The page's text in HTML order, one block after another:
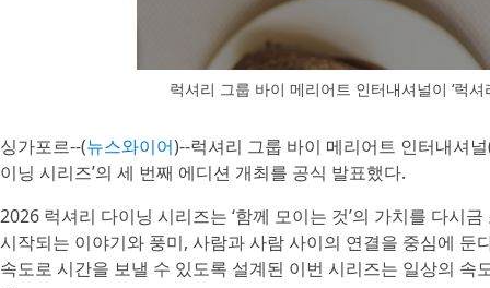
럭셔리 그룹 바이 메리어트 인터내셔널이 ‘럭
싱가포르--(뉴스와이어)--럭셔리 그룹 바이 메리어트 인터내
이닝 시리즈’의 세 번째 에디션 개최를 공식 발표했다.
2026 럭셔리 다이닝 시리즈는 ‘함께 모이는 것’의 가치를 다시
시작되는 이야기와 풍미, 사람과 사람 사이의 연결을 중심에
속도로 시간을 보낼 수 있도록 설계된 이번 시리즈는 일상의